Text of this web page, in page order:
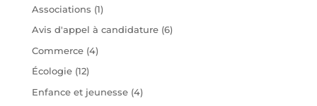
Associations (1)
Avis d'appel à candidature(6)
Commerce(4)
Écologie(12)
Enfance et jeunesse(4)